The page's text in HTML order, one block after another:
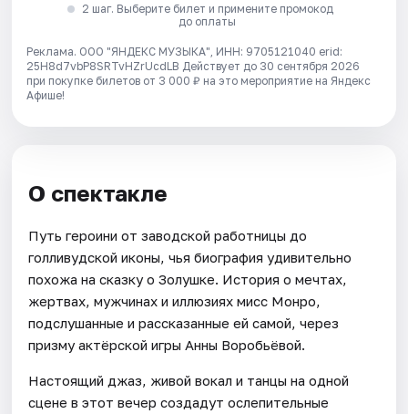
2 шаг. Выберите билет и примените промокод
до оплаты
Реклама. ООО "ЯНДЕКС МУЗЫКА", ИНН: 9705121040 erid:
25H8d7vbP8SRTvHZrUcdLB Действует до 30 сентября 2026
при покупке билетов от 3 000 ₽ на это мероприятие на Яндекс
Афише!
О спектакле
Путь героини от заводской работницы до
голливудской иконы, чья биография удивительно
похожа на сказку о Золушке. История о мечтах,
жертвах, мужчинах и иллюзиях мисс Монро,
подслушанные и рассказанные ей самой, через
призму актёрской игры Анны Воробьёвой.
Настоящий джаз, живой вокал и танцы на одной
сцене в этот вечер создадут ослепительные